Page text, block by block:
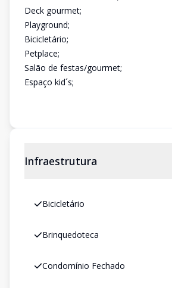
Deck gourmet;
Playground;
Bicicletário;
Petplace;
Salão de festas/gourmet;
Espaço kid´s;
Infraestrutura
Bicicletário
Brinquedoteca
Condomínio Fechado